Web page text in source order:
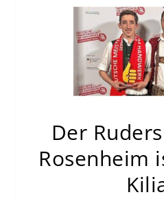
Der
Rosenheim